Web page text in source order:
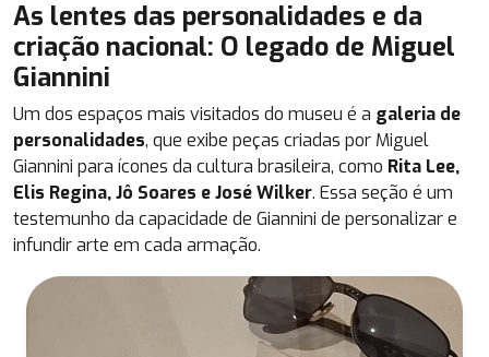
As lentes das personalidades e da
criação nacional: O legado de Miguel
Giannini
Um dos espaços mais visitados do museu é a galeria de
personalidades, que exibe peças criadas por Miguel
Giannini para ícones da cultura brasileira, como Rita Lee,
Elis Regina, Jô Soares e José Wilker. Essa seção é um
testemunho da capacidade de Giannini de personalizar e
infundir arte em cada armação.